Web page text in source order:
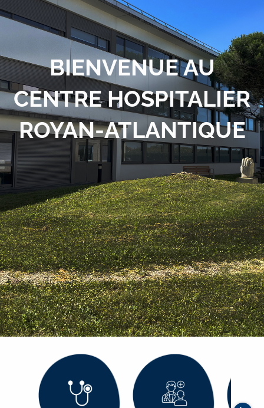
BIENVENUE AU
CENTRE HOSPITALIER
ROYAN-ATLANTIQUE